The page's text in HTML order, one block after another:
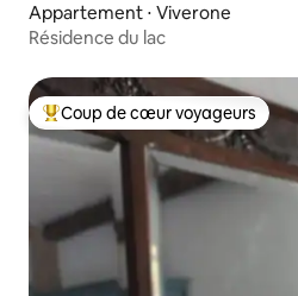
Appartement ⋅ Viverone
Résidence du lac
Coups de cœur voyageurs les
Coup de cœur voyageurs